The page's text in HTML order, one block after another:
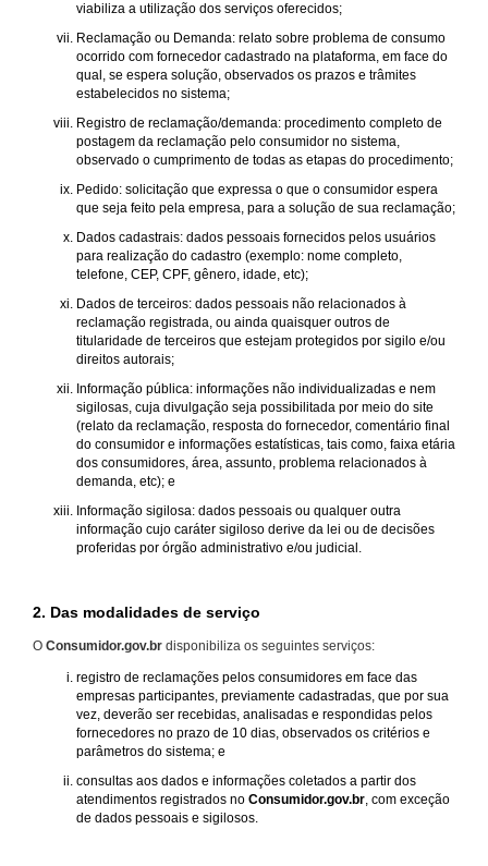
viabiliza a utilização dos serviços oferecidos;
Reclamação ou Demanda: relato sobre problema de consumo
ocorrido com fornecedor cadastrado na plataforma, em face do
qual, se espera solução, observados os prazos e trâmites
estabelecidos no sistema;
Registro de reclamação/demanda: procedimento completo de
postagem da reclamação pelo consumidor no sistema,
observado o cumprimento de todas as etapas do procedimento;
Pedido: solicitação que expressa o que o consumidor espera
que seja feito pela empresa, para a solução de sua reclamação;
Dados cadastrais: dados pessoais fornecidos pelos usuários
para realização do cadastro (exemplo: nome completo,
telefone, CEP, CPF, gênero, idade, etc);
Dados de terceiros: dados pessoais não relacionados à
reclamação registrada, ou ainda quaisquer outros de
titularidade de terceiros que estejam protegidos por sigilo e/ou
direitos autorais;
Informação pública: informações não individualizadas e nem
sigilosas, cuja divulgação seja possibilitada por meio do site
(relato da reclamação, resposta do fornecedor, comentário final
do consumidor e informações estatísticas, tais como, faixa etária
dos consumidores, área, assunto, problema relacionados à
demanda, etc); e
Informação sigilosa: dados pessoais ou qualquer outra
informação cujo caráter sigiloso derive da lei ou de decisões
proferidas por órgão administrativo e/ou judicial.
2. Das modalidades de serviço
O Consumidor.gov.br disponibiliza os seguintes serviços:
registro de reclamações pelos consumidores em face das
empresas participantes, previamente cadastradas, que por sua
vez, deverão ser recebidas, analisadas e respondidas pelos
fornecedores no prazo de 10 dias, observados os critérios e
parâmetros do sistema; e
consultas aos dados e informações coletados a partir dos
atendimentos registrados no Consumidor.gov.br , com exceção
de dados pessoais e sigilosos.